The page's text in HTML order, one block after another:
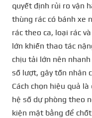
quyết định rủi ro vận
thùng rác có bánh xe
rác theo ca, loại rác
lớn khiến thao tác
chịu tải lớn nên
số lượt, gây tốn nhân
Cách chọn hiệu quả
hệ số dự phòng theo
kiện mặt bằng để